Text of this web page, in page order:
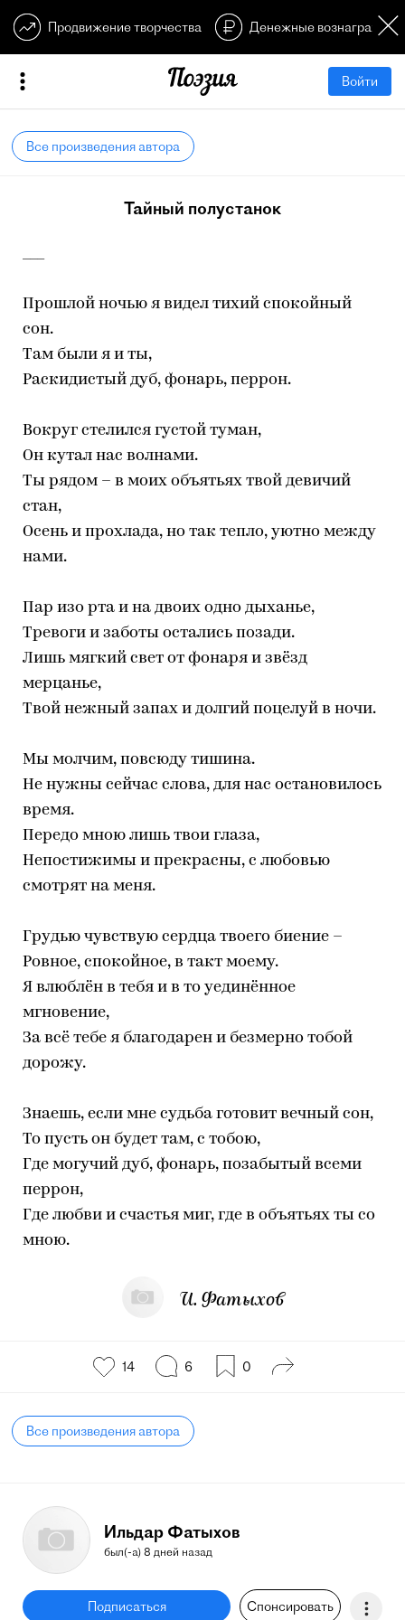
Продвижение творчества Денежные
Войти
Все произведения автора
Тайный полустанок
Прошлой ночью я видел тихий спокойный
сон.
Там были я и ты,
Раскидистый дуб, фонарь, перрон.
Вокруг стелился густой туман,
Он кутал нас волнами.
Ты рядом – в моих объятьях твой девичий
стан,
Осень и прохлада, но так тепло, уютно между
нами.
Пар изо рта и на двоих одно дыханье,
Тревоги и заботы остались позади.
Лишь мягкий свет от фонаря и звёзд
мерцанье,
Твой нежный запах и долгий поцелуй в ночи.
Мы молчим, повсюду тишина.
Не нужны сейчас слова, для нас остановилось
время.
Передо мною лишь твои глаза,
Непостижимы и прекрасны, с любовью
смотрят на меня.
Грудью чувствую сердца твоего биение –
Ровное, спокойное, в такт моему.
Я влюблён в тебя и в то уединённое
мгновение,
За всё тебе я благодарен и безмерно тобой
дорожу.
Знаешь, если мне судьба готовит вечный сон,
То пусть он будет там, с тобою,
Где могучий дуб, фонарь, позабытый всеми
перрон,
Где любви и счастья миг, где в объятьях ты со
мною.
И. Фатыхов
14 6 0
Все произведения автора
Ильдар Фатыхов
был(-а) 8 дней назад
Подписаться Спонсировать